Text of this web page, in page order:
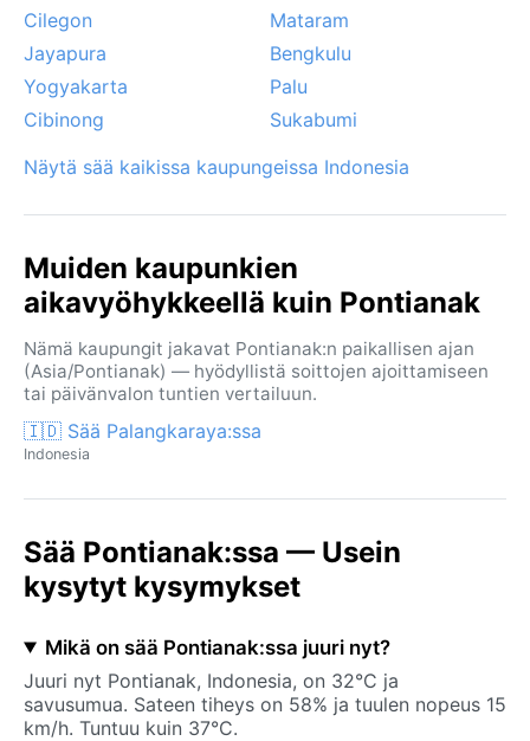
Cilegon
Mataram
Jayapura
Bengkulu
Yogyakarta
Palu
Cibinong
Sukabumi
Näytä sää kaikissa kaupungeissa Indonesia
Muiden kaupunkien
aikavyöhykkeellä kuin Pontianak
Nämä kaupungit jakavat Pontianak:n paikallisen ajan
(Asia/Pontianak) — hyödyllistä soittojen ajoittamiseen
tai päivänvalon tuntien vertailuun.
🇮🇩 Sää Palangkaraya:ssa
Indonesia
Sää Pontianak:ssa — Usein
kysytyt kysymykset
Mikä on sää Pontianak:ssa juuri nyt?
Juuri nyt Pontianak, Indonesia, on 32°C ja
savusumua. Sateen tiheys on 58% ja tuulen nopeus 15
km/h. Tuntuu kuin 37°C.